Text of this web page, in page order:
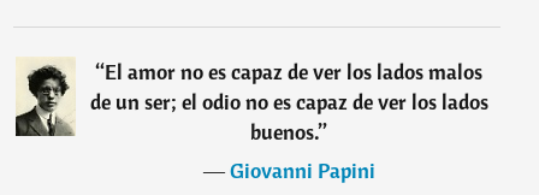
“El amor no es capaz de ver los lados malos
de un ser; el odio no es capaz de ver los lados
buenos.”
―Giovanni Papini